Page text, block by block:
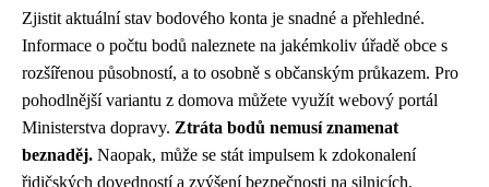
Zjistit aktuální stav bodového konta je snadné a přehledné.
Informace o počtu bodů naleznete na jakémkoliv úřadě obce s
rozšířenou působností, a to osobně s občanským průkazem. Pro
pohodlnější variantu z domova můžete využít webový portál
Ministerstva dopravy. Ztráta bodů nemusí znamenat
beznaděj. Naopak, může se stát impulsem k zdokonalení
řidičských dovedností a zvýšení bezpečnosti na silnicích.